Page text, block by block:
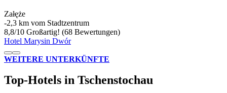
Załęże
‐2,3 km vom Stadtzentrum
8,8/10 Großartig! (68 Bewertungen)
Hotel Marysin Dwór
WEITERE UNTERKÜNFTE
Top-Hotels in Tschenstochau